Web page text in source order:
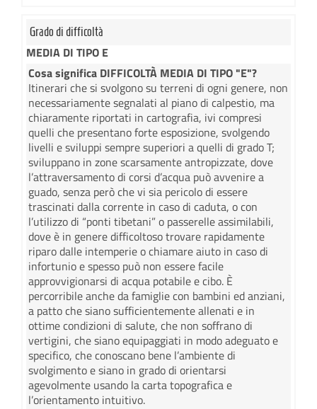
Grado di difficoltà
MEDIA DI TIPO E
Cosa significa DIFFICOLTÀ MEDIA DI TIPO "E"?
Itinerari che si svolgono su terreni di ogni genere, non
necessariamente segnalati al piano di calpestio, ma
chiaramente riportati in cartografia, ivi compresi
quelli che presentano forte esposizione, svolgendo
livelli e sviluppi sempre superiori a quelli di grado T;
sviluppano in zone scarsamente antropizzate, dove
l’attraversamento di corsi d’acqua può avvenire a
guado, senza però che vi sia pericolo di essere
trascinati dalla corrente in caso di caduta, o con
l’utilizzo di “ponti tibetani” o passerelle assimilabili,
dove è in genere difficoltoso trovare rapidamente
riparo dalle intemperie o chiamare aiuto in caso di
infortunio e spesso può non essere facile
approvvigionarsi di acqua potabile e cibo. È
percorribile anche da famiglie con bambini ed anziani,
a patto che siano sufficientemente allenati e in
ottime condizioni di salute, che non soffrano di
vertigini, che siano equipaggiati in modo adeguato e
specifico, che conoscano bene l’ambiente di
svolgimento e siano in grado di orientarsi
agevolmente usando la carta topografica e
l’orientamento intuitivo.